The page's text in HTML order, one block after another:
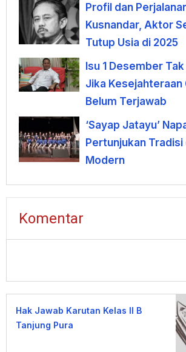
Profil dan
Kusnandar, Aktor
Tutup Usia di 2025
Isu 1 Desember
Jika Kesejahteraan
Belum Terjawab
‘Sayap Jatayu’
Pertunjukan Tradisi
Modern
Komentar
Hak Jawab Karutan Kelas II B
Tanjung Pura